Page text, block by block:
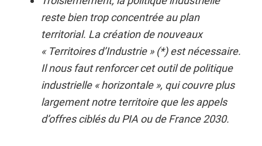
reste bien trop concentrée au plan
territorial. La création de nouveaux
« Territoires d’Industrie » (*) est nécessaire.
Il nous faut renforcer cet outil de politique
industrielle « horizontale », qui couvre plus
largement notre territoire que les appels
d’offres ciblés du PIA ou de France 2030.